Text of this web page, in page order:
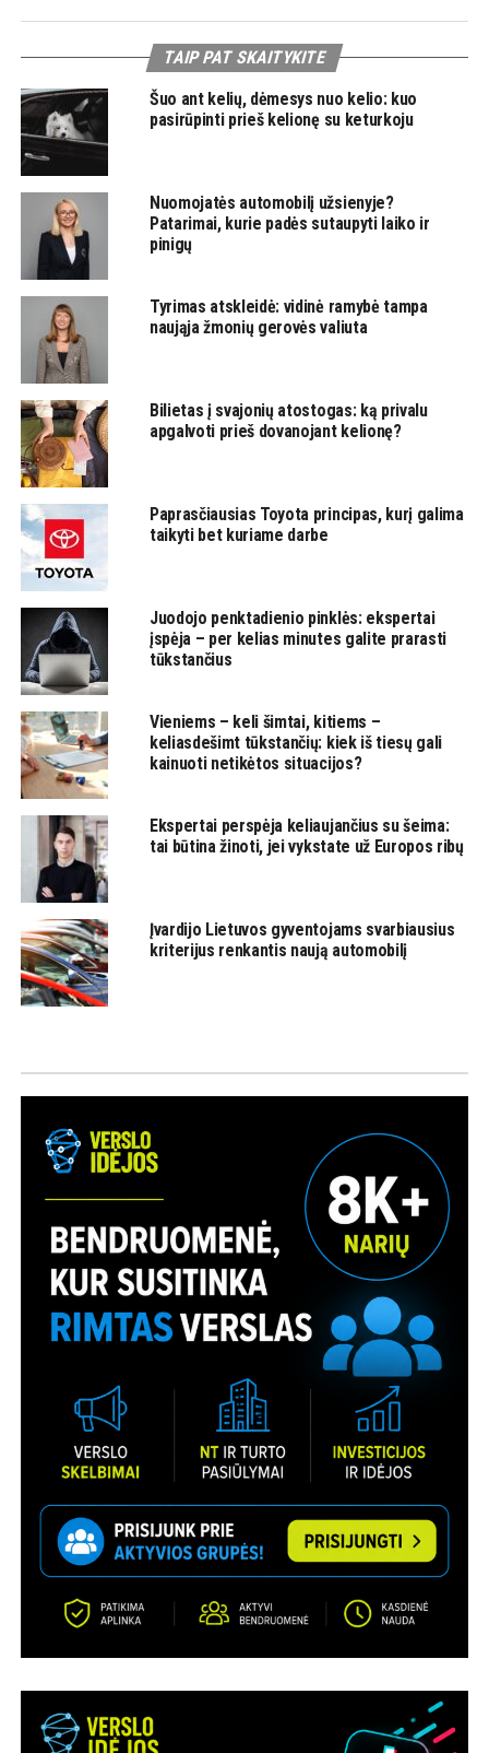
TAIP PAT SKAITYKITE
Šuo ant kelių, dėmesys nuo kelio: kuo
pasirūpinti prieš kelionę su keturkoju
Nuomojatės automobilį užsienyje?
Patarimai, kurie padės sutaupyti laiko ir
pinigų
Tyrimas atskleidė: vidinė ramybė tampa
naująja žmonių gerovės valiuta
Bilietas į svajonių atostogas: ką privalu
apgalvoti prieš dovanojant kelionę?
Paprasčiausias Toyota principas, kurį galima
taikyti bet kuriame darbe
Juodojo penktadienio pinklės: ekspertai
įspėja – per kelias minutes galite prarasti
tūkstančius
Vieniems – keli šimtai, kitiems –
keliasdešimt tūkstančių: kiek iš tiesų gali
kainuoti netikėtos situacijos?
Ekspertai perspėja keliaujančius su šeima:
tai būtina žinoti, jei vykstate už Europos ribų
Įvardijo Lietuvos gyventojams svarbiausius
kriterijus renkantis naują automobilį